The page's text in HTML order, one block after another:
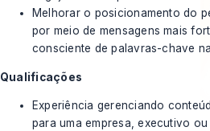
Melhorar o posicionamento do
por meio de mensagens mais
consciente de palavras-chave
Qualificações
Experiência gerenciando
para uma empresa, executivo